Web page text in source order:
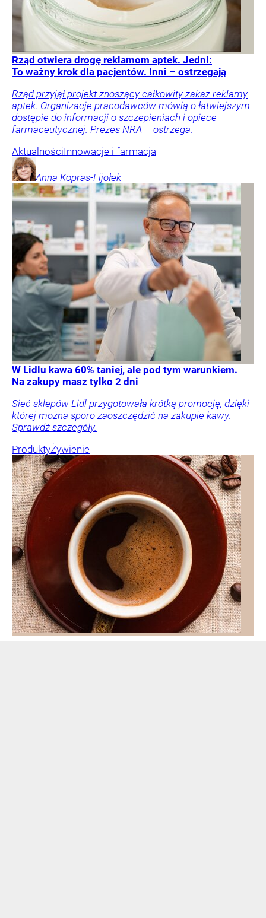
Rząd otwiera drogę reklamom aptek. Jedni:
To ważny krok dla pacjentów. Inni – ostrzegają
Rząd przyjął projekt znoszący całkowity zakaz reklamy
aptek. Organizacje pracodawców mówią o łatwiejszym
dostępie do informacji o szczepieniach i opiece
farmaceutycznej. Prezes NRA – ostrzega.
AktualnościInnowacje i farmacja
Anna Kopras-Fijołek
W Lidlu kawa 60% taniej, ale pod tym warunkiem.
Na zakupy masz tylko 2 dni
Sieć sklepów Lidl przygotowała krótką promocję, dzięki
której można sporo zaoszczędzić na zakupie kawy.
Sprawdź szczegóły.
ProduktyŻywienie